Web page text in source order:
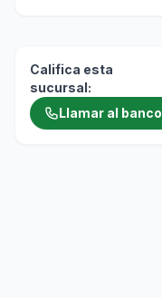
Califica esta
sucursal:
Llamar al banco